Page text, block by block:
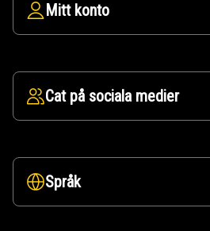
Mitt konto
Cat på sociala medier
Språk